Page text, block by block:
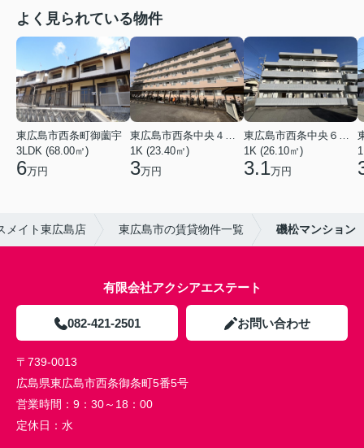
よく見られている物件
東広島市西条町御薗宇
3LDK (68.00㎡)
6万円
東広島市西条中央４丁目
1K (23.40㎡)
3万円
東広島市西条中央６丁目
1K (26.10㎡)
3.1万円
メイト東広島店 東広島市の賃貸物件一覧 磯松マンション
有限会社アクシアエステート
082-421-2501 お問い合わせ
〒739-0013
広島県東広島市西条御条町5番5号
営業時間： 9：30～18：00
定休日： 水